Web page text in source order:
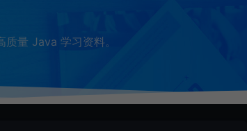
量 Java 学习资料。